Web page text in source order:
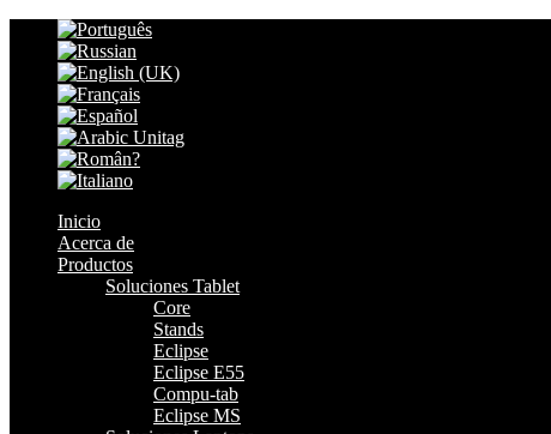
Inicio
Acerca de
Productos
Soluciones Tablet
Core
Stands
Eclipse
Eclipse E55
Compu-tab
Eclipse MS